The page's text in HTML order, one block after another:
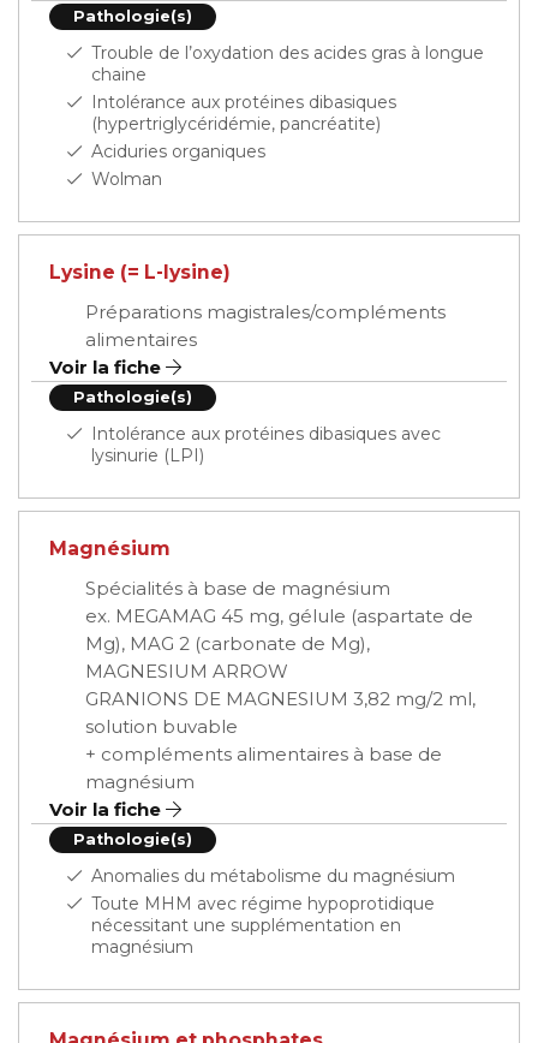
Pathologie(s)
Trouble de l’oxydation des acides gras à longue
chaine
Intolérance aux protéines dibasiques
(hypertriglycéridémie, pancréatite)
Aciduries organiques
Wolman
Lysine (= L-lysine)
Préparations magistrales/compléments
alimentaires
Voir la fiche
Pathologie(s)
Intolérance aux protéines dibasiques avec
lysinurie (LPI)
Magnésium
Spécialités à base de magnésium
ex. MEGAMAG 45 mg, gélule (aspartate de
Mg), MAG 2 (carbonate de Mg),
MAGNESIUM ARROW
GRANIONS DE MAGNESIUM 3,82 mg/2 ml,
solution buvable
+ compléments alimentaires à base de
magnésium
Voir la fiche
Pathologie(s)
Anomalies du métabolisme du magnésium
Toute MHM avec régime hypoprotidique
nécessitant une supplémentation en
magnésium